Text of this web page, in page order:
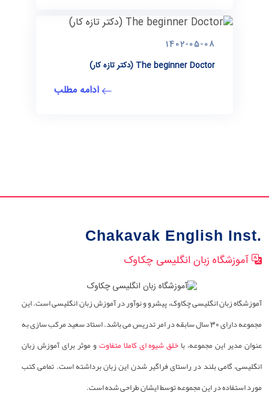
1402-05-08
The beginner Doctor (دكتر تازه كار)
ادامه مطلب
Chakavak English Inst.
آموزشگاه زبان انگلیسی چکاوک
آموزشگاه زبان انگلیسی چکاوک، پیشرو و نوآور در آموزش زبان انگلیسی است. این
مجموعه دارای 30 سال سابقه در امر تدریس می باشد. استاد سعید مرکب سازی به
عنوان مدیر این مجموعه، باخلق شیوه ای کاملا متفاوتو موثر برای آموزش زبان
انگلیسی، گامی بلند در راستای فراگیر شدن این زبان برداشته است. تمامی کتب
مورد استفاده در این مجموعه توسط ایشان طراحی شده است.